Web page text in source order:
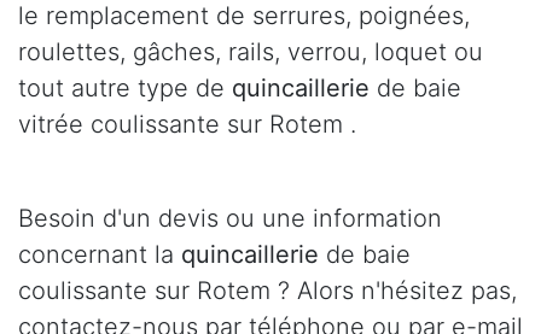
le remplacement de serrures, poignées,
roulettes, gâches, rails, verrou, loquet ou
tout autre type de quincaillerie de baie
vitrée coulissante sur Rotem .
Besoin d'un devis ou une information
concernant la quincaillerie de baie
coulissante sur Rotem ? Alors n'hésitez pas,
contactez-nous par téléphone ou par e-mail